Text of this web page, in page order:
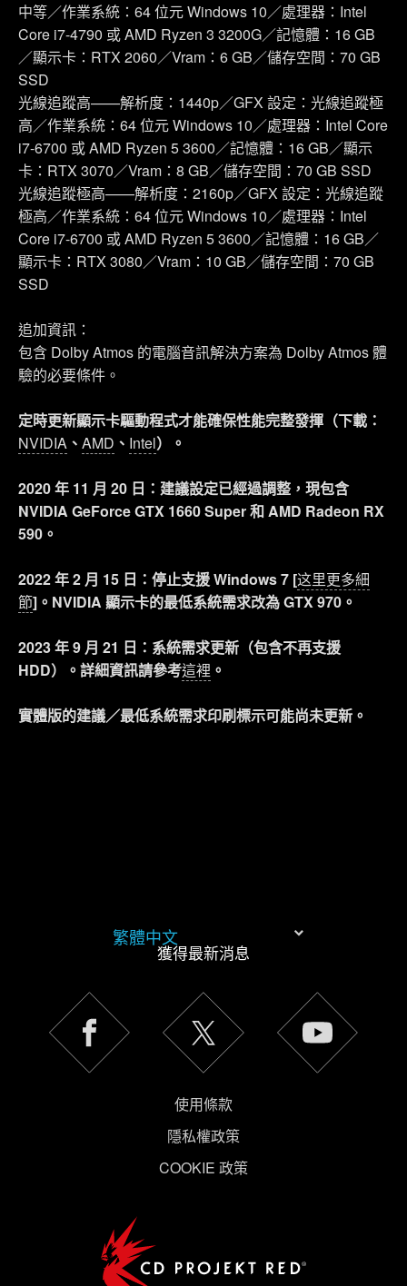
中等／作業系統：64 位元 Windows 10／處理器：Intel
Core i7-4790 或 AMD Ryzen 3 3200G／記憶體：16 GB
／顯示卡：RTX 2060／Vram：6 GB／儲存空間：70 GB
SSD
光線追蹤高——解析度：1440p／GFX 設定：光線追蹤極
高／作業系統：64 位元 Windows 10／處理器：Intel Core
i7-6700 或 AMD Ryzen 5 3600／記憶體：16 GB／顯示
卡：RTX 3070／Vram：8 GB／儲存空間：70 GB SSD
光線追蹤極高——解析度：2160p／GFX 設定：光線追蹤
極高／作業系統：64 位元 Windows 10／處理器：Intel
Core i7-6700 或 AMD Ryzen 5 3600／記憶體：16 GB／
顯示卡：RTX 3080／Vram：10 GB／儲存空間：70 GB
SSD
追加資訊：
包含 Dolby Atmos 的電腦音訊解決方案為 Dolby Atmos 體
驗的必要條件。
定時更新顯示卡驅動程式才能確保性能完整發揮（下載：
NVIDIA 、 AMD 、 Intel）。
2020 年 11 月 20 日：建議設定已經過調整，現包含
NVIDIA GeForce GTX 1660 Super 和 AMD Radeon RX
590。
2022 年 2 月 15 日：停止支援 Windows 7 [这里更多細
節]。NVIDIA 顯示卡的最低系統需求改為 GTX 970。
2023 年 9 月 21 日：系統需求更新（包含不再支援
HDD）。詳細資訊請參考這裡 。
實體版的建議／最低系統需求印刷標示可能尚未更新。
繁體中文
獲得最新消息
使用條款
隱私權政策
COOKIE 政策